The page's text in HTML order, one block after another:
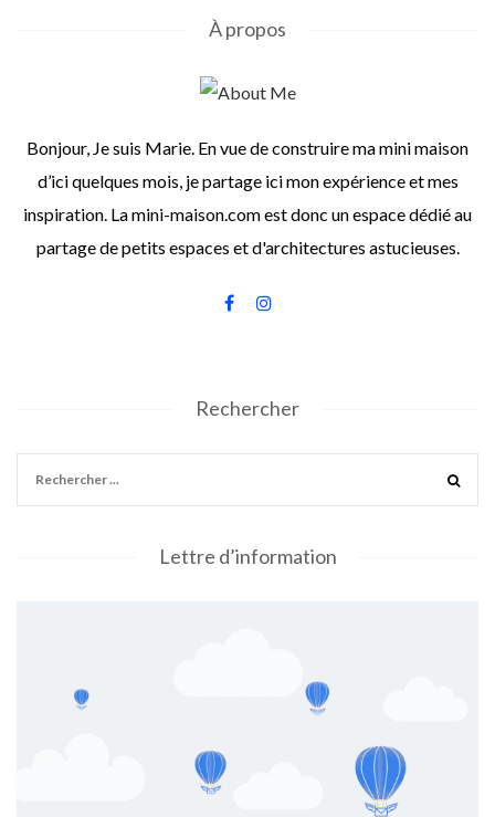
À propos
Bonjour, Je suis Marie. En vue de construire ma mini maison
d’ici quelques mois, je partage ici mon expérience et mes
inspiration. La mini-maison.com est donc un espace dédié au
partage de petits espaces et d'architectures astucieuses.
Rechercher
Lettre d’information